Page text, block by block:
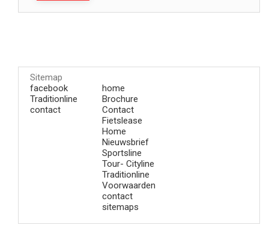
Sitemap
facebook
Traditionline
contact
home
Brochure
Contact
Fietslease
Home
Nieuwsbrief
Sportsline
Tour- Cityline
Traditionline
Voorwaarden
contact
sitemaps